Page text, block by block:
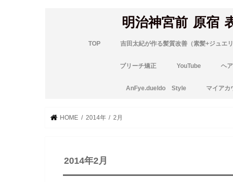
明治神宮前 原宿
TOP 吉田太紀が作る髪質改善（素髪+ジュエ
ブリーチ矯正 YouTube ヘ
AnFye.dueldo Style マイアカ
HOME 2014年 2月
2014年2月